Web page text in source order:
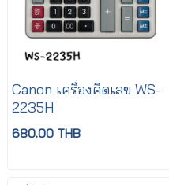
Canon เครื่องคิดเลข WS-
2235H
680.00 THB